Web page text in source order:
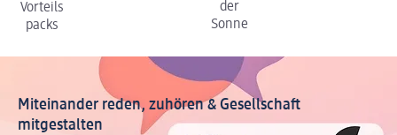
Vorteils
packs
der
Sonne
Miteinander reden, zuhören & Gesellschaft
mitgestalten